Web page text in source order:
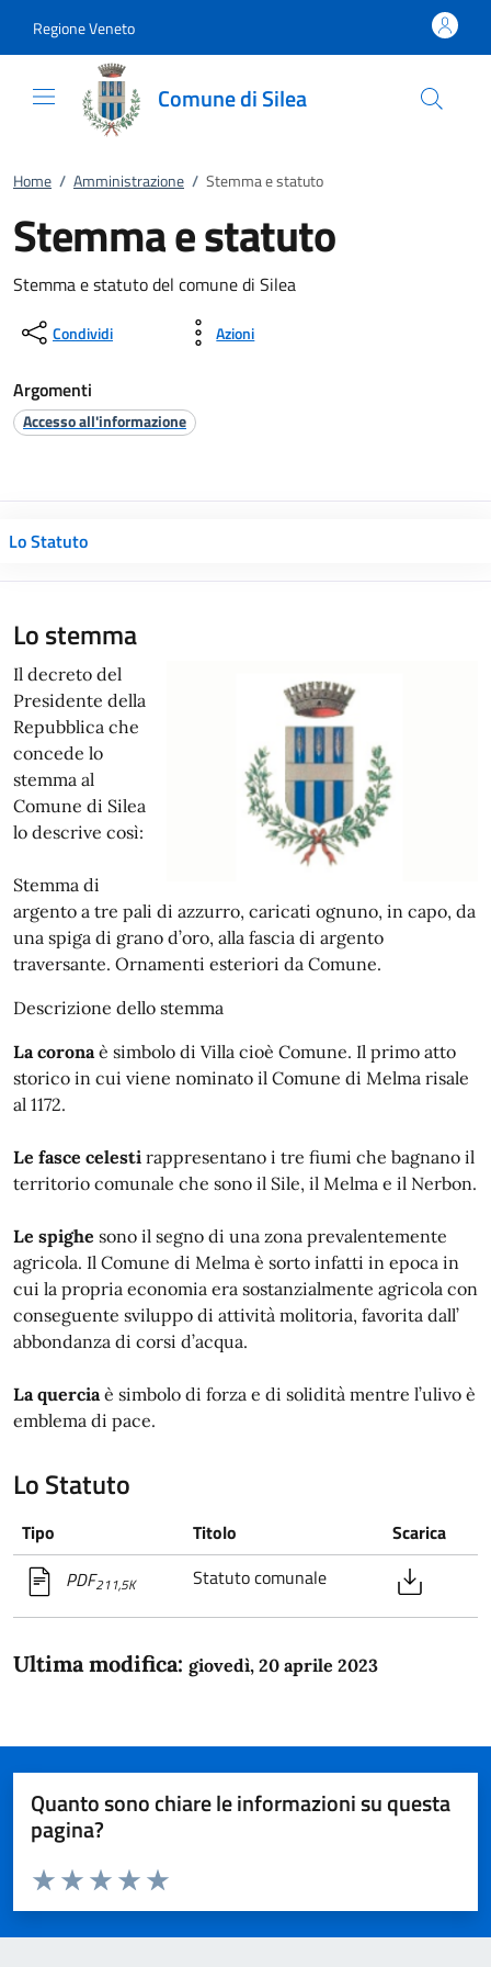
Regione Veneto
Comune di Silea
Home / Amministrazione / Stemma e statuto
Stemma e statuto
Stemma e statuto del comune di Silea
Condividi Azioni
Argomenti
Accesso all'informazione
Lo Statuto
Lo stemma
Il decreto del
Presidente della
Repubblica che
concede lo
stemma al
Comune di Silea
lo descrive così:
Stemma di
argento a tre pali di azzurro, caricati ognuno, in capo, da
una spiga di grano d’oro, alla fascia di argento
traversante. Ornamenti esteriori da Comune.
Descrizione dello stemma
La corona è simbolo di Villa cioè Comune. Il primo atto
storico in cui viene nominato il Comune di Melma risale
al 1172.
Le fasce celesti rappresentano i tre fiumi che bagnano il
territorio comunale che sono il Sile, il Melma e il Nerbon.
Le spighe sono il segno di una zona prevalentemente
agricola. Il Comune di Melma è sorto infatti in epoca in
cui la propria economia era sostanzialmente agricola con
conseguente sviluppo di attività molitoria, favorita dall’
abbondanza di corsi d’acqua.
La quercia è simbolo di forza e di solidità mentre l’ulivo è
emblema di pace.
Lo Statuto
Tipo Titolo
Scarica
PDF211,5K Statuto comunale
Ultima modifica: giovedì, 20 aprile 2023
Quanto sono chiare le informazioni su questa
pagina?
Domanda
Valuta da 1 a 5 stelle la pagina
Valuta 5 stelle su 5
Valuta 4 stelle su 5
Valuta 3 stelle su 5
Valuta 2 stelle su 5
Valuta 1 stelle su 5